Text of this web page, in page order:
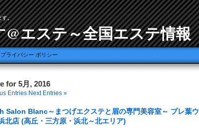
す。
エステ～全国エステ情報
プライバシー ポリシー
for 5月, 2016
Entries Next Entries »
Salon Blanc～まつげエクステと眉の専門美容室～ プレ葉ウ
北店 (高丘・三方原・浜北～北エリア)